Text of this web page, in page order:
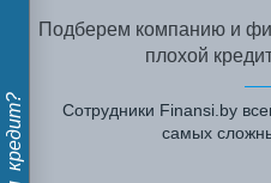
Подберем компанию и
плохой
Сотрудники Finansi.by
самых